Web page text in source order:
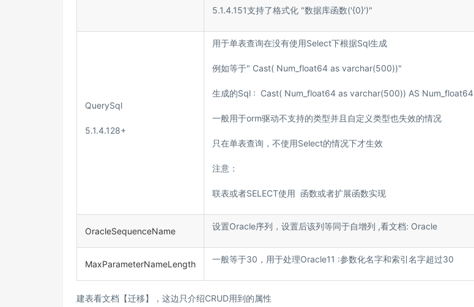
5.1.4.151支持了格式化 "数据库函数('{0}')"
QuerySql
5.1.4.128+
用于单表查询在没有使用Select下根据Sql生成
例如等于" Cast( Num_float64 as varchar(500))"
生成的Sql : Cast( Num_float64 as varchar(500)) AS Num_float64
一般用于orm驱动不支持的类型并且自定义类型也失效的情况
只在单表查询，不使用Select的情况下才生效
注意：
联表或者SELECT使用 函数或者扩展函数实现
OracleSequenceName 设置Oracle序列，设置后该列等同于自增列 ,看文档: Oracle
MaxParameterNameLength 一般等于30，用于处理Oracle11 :参数化名字和索引名字超过30
建表看文档【迁移】，这边只介绍CRUD用到的属性